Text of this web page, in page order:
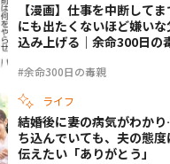
#余命300日の毒親
【漫画】仕事を中断して
にも出たくないほど嫌い
込み上げる｜余命300日の
ライフ
結婚後に妻の病気がわか
ち込んでいても、夫の態
伝えたい「ありがとう」